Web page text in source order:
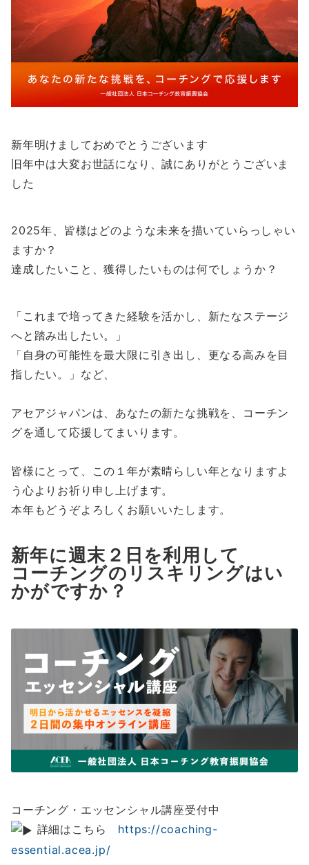
新年明けましておめでとうございます
旧年中は大変お世話になり、誠にありがとうございま
した
2025年、皆様はどのような未来を描いていらっしゃい
ますか？
達成したいこと、獲得したいものは何でしょうか？
「これまで培ってきた経験を活かし、新たなステージ
へと踏み出したい。」
「自身の可能性を最大限に引き出し、更なる高みを目
指したい。」など、
アセアジャパンは、あなたの新たな挑戦を、コーチン
グを通して応援してまいります。
皆様にとって、この１年が素晴らしい年となりますよ
う心よりお祈り申し上げます。
本年もどうぞよろしくお願いいたします。
新年に週末２日を利用して
コーチングのリスキリングはい
かがですか？
コーチング・エッセンシャル講座受付中
詳細はこちら https://coaching-
essential.acea.jp/